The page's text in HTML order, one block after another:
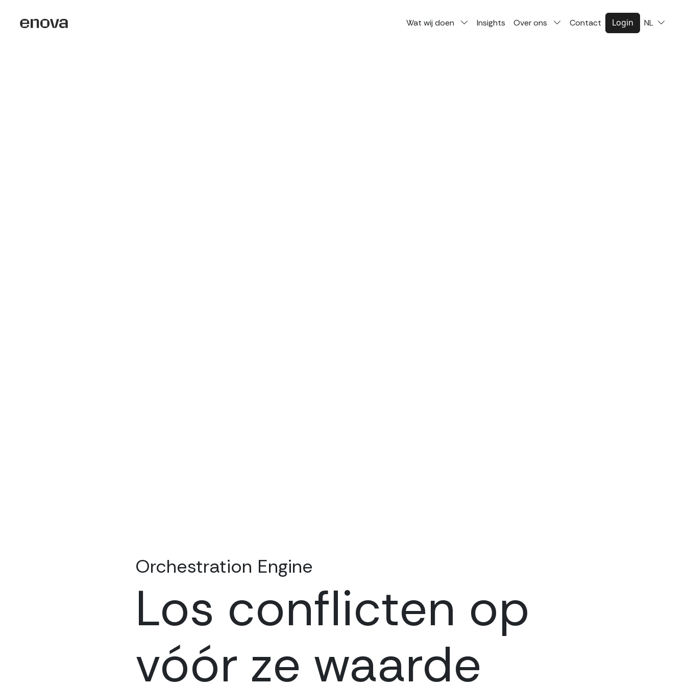
Wat wij doen Insights Over ons Contact Login NL
Los conflicten op
vóór ze waarde
Orchestration Engine